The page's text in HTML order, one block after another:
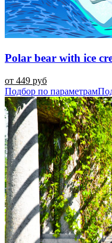
Polar bear with ice
от 449 руб
Подбор по параметрам